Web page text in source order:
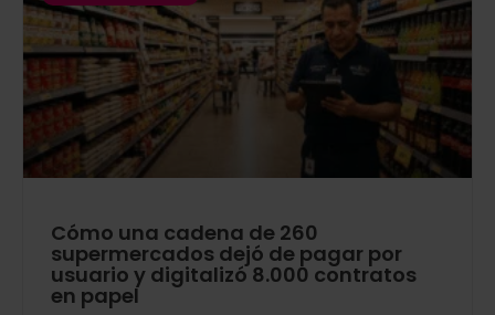
Cómo una cadena de 260
supermercados dejó de pagar por
usuario y digitalizó 8.000 contratos
en papel